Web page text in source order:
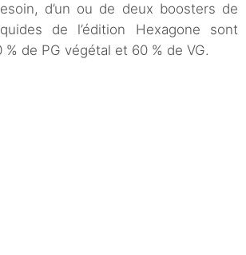
d’un ou de deux boosters de
de l’édition Hexagone sont
de PG végétal et 60 % de VG.